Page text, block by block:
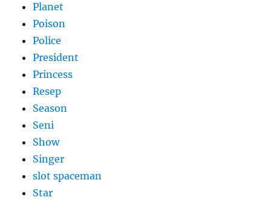
Planet
Poison
Police
President
Princess
Resep
Season
Seni
Show
Singer
slot spaceman
Star